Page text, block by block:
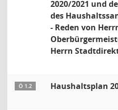
2020/2021 und
des
- Reden von
Herrn
Ö 1.2 Haushaltsplan